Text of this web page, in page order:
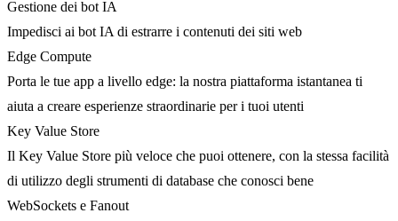
Gestione dei bot IA
Impedisci ai bot IA di estrarre i contenuti dei siti web
Edge Compute
Porta le tue app a livello edge: la nostra piattaforma istantanea ti
aiuta a creare esperienze straordinarie per i tuoi utenti
Key Value Store
Il Key Value Store più veloce che puoi ottenere, con la stessa facilità
di utilizzo degli strumenti di database che conosci bene
WebSockets e Fanout